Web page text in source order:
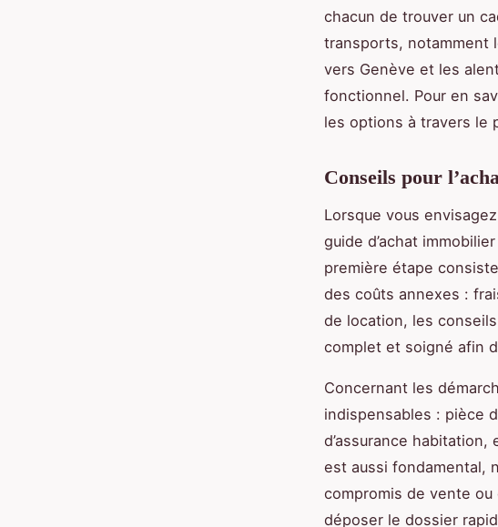
chacun de trouver un
transports, notamment
vers Genève et les
fonctionnel. Pour en
les options à travers le
Conseils pour
Lorsque vous
guide d’achat
première étape
des coûts annexes :
de location, les
complet et soigné afin
Concernant les
indispensables : pièce
d’assurance
est aussi fondamental,
compromis de vente
déposer le dossier